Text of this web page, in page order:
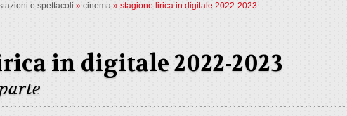
e spettacoli » cinema » stagione lirica in digitale 2022-2023
in digitale 2022-2023